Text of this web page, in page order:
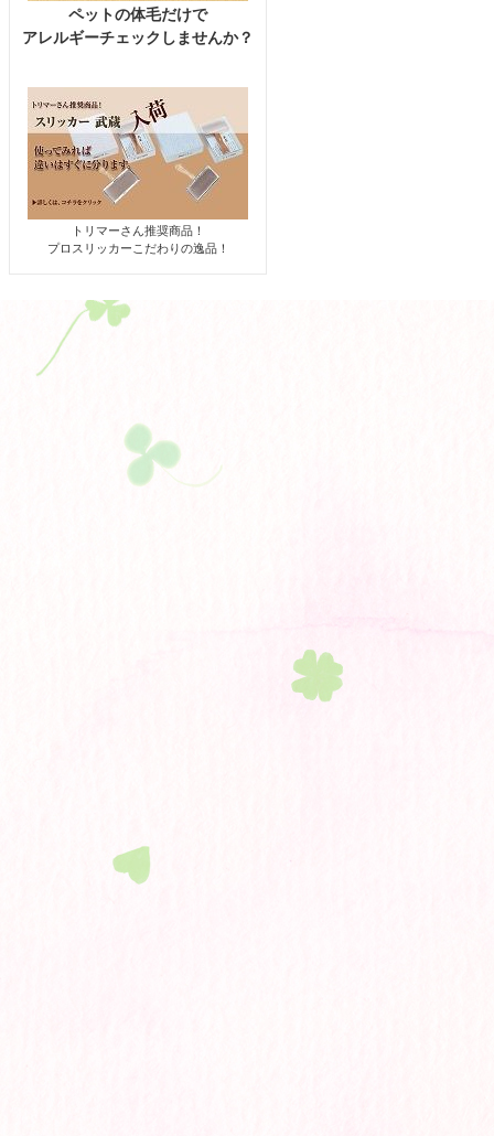
ペットの体毛だけで
アレルギーチェックしませんか？
トリマーさん推奨商品！
プロスリッカーこだわりの逸品！